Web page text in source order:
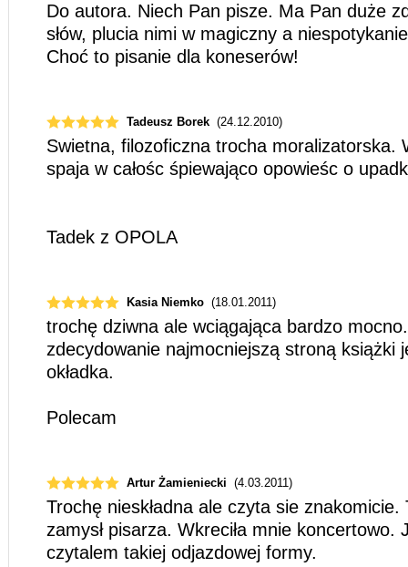
Do autora. Niech Pan pisze. Ma Pan duże
słów, plucia nimi w magiczny a
Choć to pisanie dla koneserów!
Tadeusz Borek (24.12.2010)
Swietna, filozoficzna trocha moralizatorska.
spaja w całośc śpiewająco opowieśc o
Tadek z OPOLA
Kasia Niemko (18.01.2011)
trochę dziwna ale wciągająca bardzo
zdecydowanie najmocniejszą stroną książki
okładka.
Polecam
Artur Żamieniecki (4.03.2011)
Trochę nieskładna ale czyta sie znakomicie.
zamysł pisarza. Wkreciła mnie koncertowo.
czytalem takiej odjazdowej formy.